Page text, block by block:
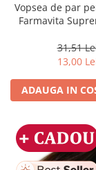
Vopsea de par
Farmavita
31,51
13,00
ADAUGA IN